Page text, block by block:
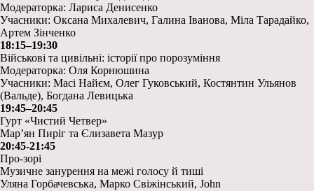
Модераторка: Лариса Денисенко
Учасники: Оксана Михалевич, Галина Іванова, Міла Тарадайко,
Артем Зінченко
18:15–19:30
Військові та цивільні: історії про порозуміння
Модераторка: Оля Корнюшина
Учасники: Масі Найєм, Олег Гуковський, Костянтин Ульянов
(Вальде), Богдана Левицька
19:45–20:45
Гурт «Чистий Четвер»
Марʼян Пиріг та Єлизавета Мазур
20:45-21:45
Про-зорі
Музичне занурення на межі голосу й тиші
Уляна Горбачевська, Марко Свіжінський, John